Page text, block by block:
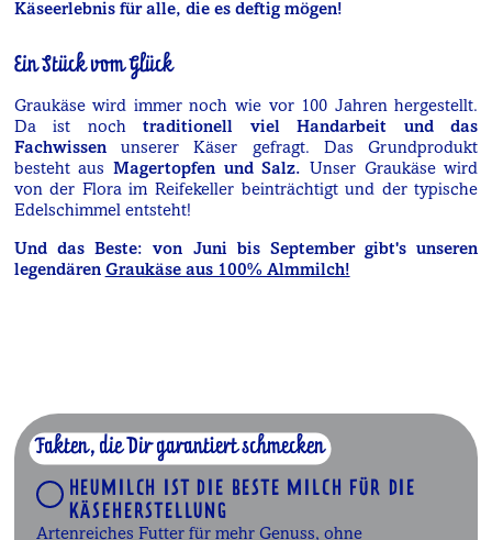
Käseerlebnis für alle, die es deftig mögen!
Ein Stück vom Glück
Graukäse wird immer noch wie vor 100 Jahren hergestellt.
Da ist nochtraditionell viel Handarbeit und das
Fachwissenunserer Käser gefragt. Das Grundprodukt
besteht aus Magertopfen und Salz. Unser Graukäse wird
von der Flora im Reifekeller beinträchtigt und der typische
Edelschimmel entsteht!
Und das Beste: von Juni bis September gibt's unseren
legendären Graukäse aus 100% Almmilch!
Fakten, die Dir garantiert schmecken
HEUMILCH IST DIE BESTE MILCH FÜR DIE
KÄSEHERSTELLUNG
Artenreiches Futter für mehr Genuss, ohne